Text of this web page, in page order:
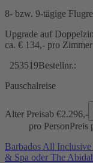
8- bzw. 9-tägige
Upgrade auf
ca. € 134,- pro Zimmer
253519Bestellnr.:
Pauschalreise
Alter Preisab €2.296,-
pro PersonPreis
Barbados All
& Spa oder The